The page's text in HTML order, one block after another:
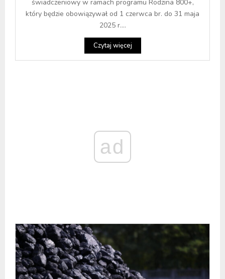
świadczeniowy w ramach programu Rodzina 800+,
który będzie obowiązywał od 1 czerwca br. do 31 maja
2025 r....
Czytaj więcej
ad